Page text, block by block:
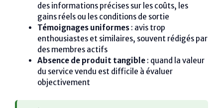
des informations précises sur les coûts, les
gains réels ou les conditions de sortie
Témoignages uniformes : avis trop
enthousiastes et similaires, souvent rédigés par
des membres actifs
Absence de produit tangible : quand la valeur
du service vendu est difficile à évaluer
objectivement